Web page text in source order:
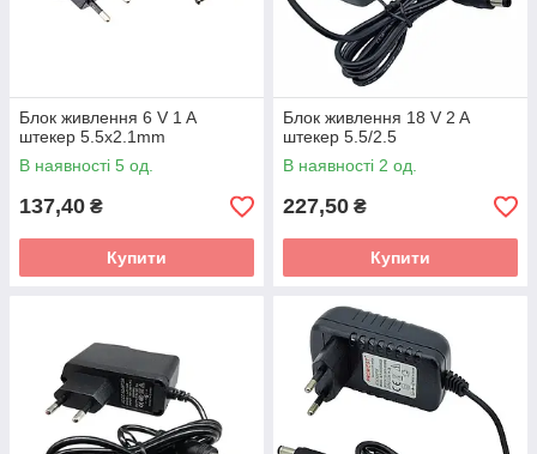
Блок живлення 6 V 1 A
штекер 5.5x2.1mm
В наявності 5 од.
137,40 ₴
Купити
Блок живлення 18 V 2 A
штекер 5.5/2.5
В наявності 2 од.
227,50 ₴
Купити